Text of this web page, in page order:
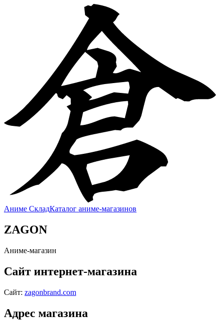
Аниме СкладКаталог аниме-магазинов
ZAGON
Аниме-магазин
Сайт интернет-магазина
Сайт: zagonbrand.com
Адрес магазина